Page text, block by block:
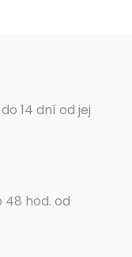
14 dní od jej
hod. od